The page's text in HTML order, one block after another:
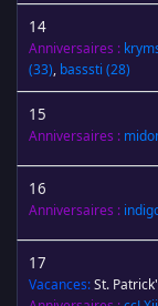
14
Anniversaires :
(33), basssti (28)
15
Anniversaires :
16
Anniversaires :
17
Vacances:St.